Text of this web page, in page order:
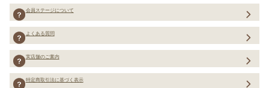
会員ステージについて
よくある質問
実店舗のご案内
特定商取引法に基づく表示